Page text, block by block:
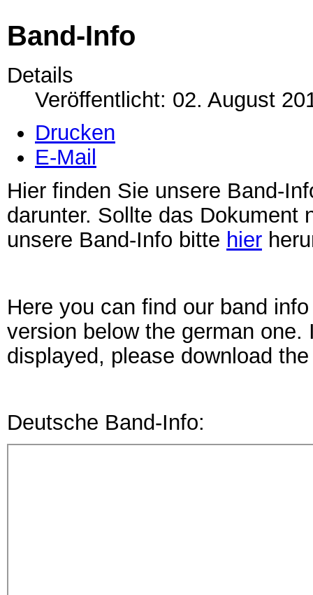
Band-Info
Details
Veröffentlicht: 02. August
Drucken
E-Mail
Hier finden Sie unsere Band-
darunter. Sollte das Dokument
unsere Band-Info bitte hier
Here you can find our band
version below the german
displayed, please download
Deutsche Band-Info: